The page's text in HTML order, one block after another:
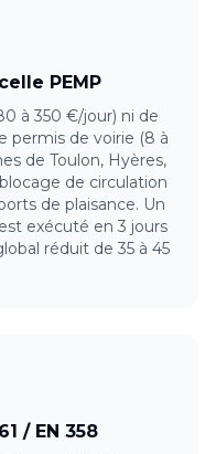
PEMP
à 350 €/jour) ni de
permis de voirie (8 à
de Toulon, Hyères,
de circulation
de plaisance. Un
exécuté en 3 jours
réduit de 35 à 45
/ EN 358